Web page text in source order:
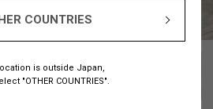
COUNTRIES
is outside Japan,
"OTHER COUNTRIES".